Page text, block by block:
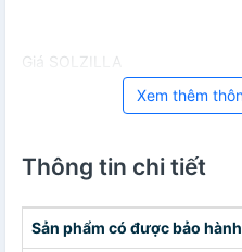
Giá SOLZILLA
Xem thêm
Thông tin chi tiết
Sản phẩm có được bảo